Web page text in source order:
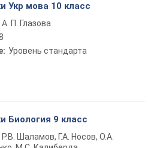
Укр мова 10 класс
А. П. Глазова
Уровень стандарта
Биология 9 класс
Р.В. Шаламов, Г.А. Носов, О.А.